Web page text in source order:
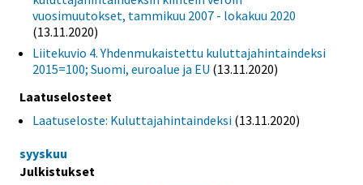
vuosimuutokset, tammikuu 2007 - lokakuu 2020
(13.11.2020)
Liitekuvio 4. Yhdenmukaistettu kuluttajahintaindeksi
2015=100; Suomi, euroalue ja EU (13.11.2020)
Laatuselosteet
Laatuseloste: Kuluttajahintaindeksi (13.11.2020)
syyskuu
Julkistukset